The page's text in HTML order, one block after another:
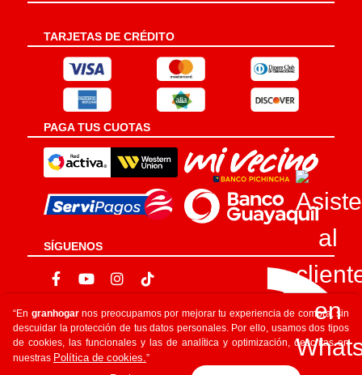
“En granhogarnos preocupamos por mejorar tu experiencia de compra, sin
descuidar la protección de tus datos personales. Por ello, usamos dos tipos
de cookies, las funcionales y las de analítica y optimización, descritas en
nuestras Política de cookies.”
TARJETAS DE CRÉDITO
PAGA TUS CUOTAS
SÍGUENOS